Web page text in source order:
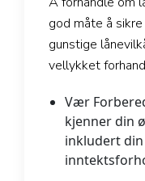
god måte å
gunstige
vellykket
Vær
kjenner din
inkludert